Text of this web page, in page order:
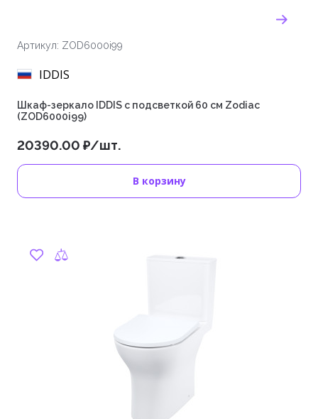
Артикул: ZOD6000i99
IDDIS
Шкаф-зеркало IDDIS с подсветкой 60 см Zodiac
(ZOD6000i99)
20390.00 ₽/шт.
В корзину